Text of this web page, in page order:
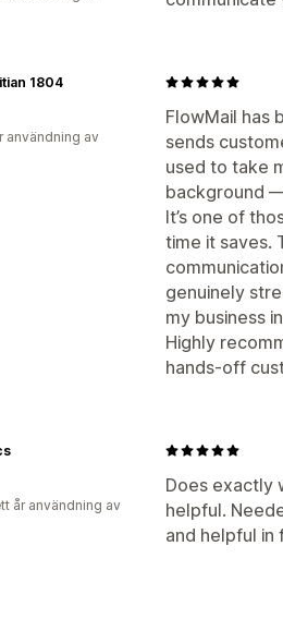
FlowMail has
sends
used to take
background
It’s one of
time it saves.
genuinely
my business
Highly
hands‑off
1804
användning av
Does exactly
helpful.
and helpful in
år användning av